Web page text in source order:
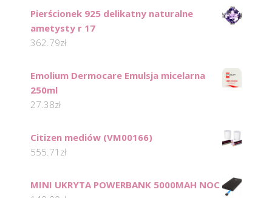
Pierścionek 925 delikatny naturalne
ametysty r 17
362.79zł
Emolium Dermocare Emulsja micelarna
250ml
27.38zł
Citizen mediów (VM00166)
555.71 zł
MINI UKRYTA POWERBANK 5000MAH NOC